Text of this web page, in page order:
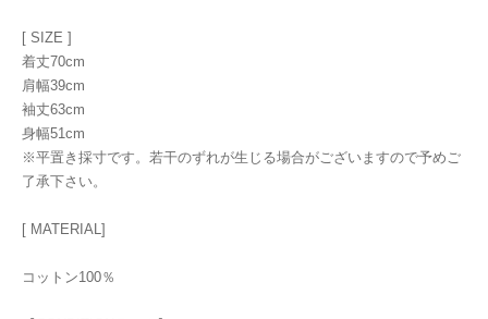
[ SIZE ]
着丈70cm
肩幅39cm
袖丈63cm
身幅51cm
※平置き採寸です。若干のずれが生じる場合がございますので予めご
了承下さい。
[ MATERIAL]
コットン100％